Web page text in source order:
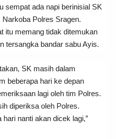
sempat ada napi berinisial SK
Polres Sragen.
itu memang tidak ditemukan
tersangka bandar sabu Ayis.
SK masih dalam
beberapa hari ke depan
lagi oleh tim Polres.
diperiksa oleh Polres.
nanti akan dicek lagi,”